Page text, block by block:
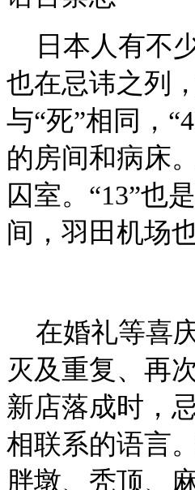
日本人有不
也在忌讳之列
与“死”相同，
的房间和病床
囚室。“13”也
间，羽田机场
在婚礼等喜
灭及重复、再
新店落成时，
相联系的语言
胖墩、秃顶、